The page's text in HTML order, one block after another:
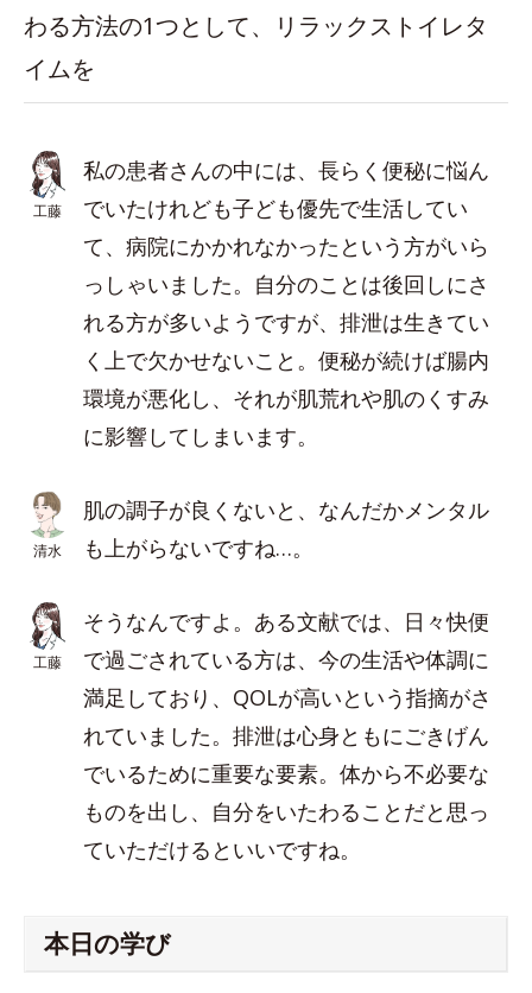
わる方法の1つとして、リラックストイレタ
イムを
工藤
私の患者さんの中には、長らく便秘に悩ん
でいたけれども子ども優先で生活してい
て、病院にかかれなかったという方がいら
っしゃいました。自分のことは後回しにさ
れる方が多いようですが、排泄は生きてい
く上で欠かせないこと。便秘が続けば腸内
環境が悪化し、それが肌荒れや肌のくすみ
に影響してしまいます。
清水
肌の調子が良くないと、なんだかメンタル
も上がらないですね…。
工藤
そうなんですよ。ある文献では、日々快便
で過ごされている方は、今の生活や体調に
満足しており、QOLが高いという指摘がさ
れていました。排泄は心身ともにごきげん
でいるために重要な要素。体から不必要な
ものを出し、自分をいたわることだと思っ
ていただけるといいですね。
本日の学び